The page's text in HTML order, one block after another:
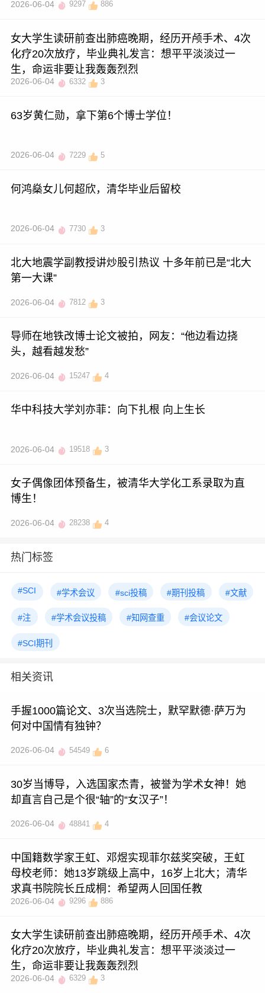
2026-06-04 9297 886
女大学生读研前查出肺癌晚期，经历开颅手术、4次
化疗20次放疗，毕业典礼发言：想平平淡淡过一
生，命运非要让我轰轰烈烈
2026-06-04 6332 3
63岁黄仁勋，拿下第6个博士学位！
2026-06-04 7229 5
何鸿燊女儿何超欣，清华毕业后留校
2026-06-04 7730 3
北大地震学副教授讲炒股引热议 十多年前已是“北大
第一大课”
2026-06-04 7812 3
导师在地铁改博士论文被拍，网友：“他边看边挠
头，越看越发愁”
2026-06-04 15247 4
华中科技大学刘亦菲：向下扎根 向上生长
2026-06-04 19518 3
女子偶像团体预备生，被清华大学化工系录取为直
博生！
2026-06-04 28238 4
热门标签
#SCI #学术会议 #sci投稿 #期刊投稿 #文献
#注 #学术会议投稿 #知网查重 #会议论文
#SCI期刊
相关资讯
手握1000篇论文、3次当选院士，默罕默德·萨万为
何对中国情有独钟？
2026-06-04 54549 6
30岁当博导，入选国家杰青，被誉为学术女神！她
却直言自己是个很“轴”的“女汉子”！
2026-06-04 48841 4
中国籍数学家王虹、邓煜实现菲尔兹奖突破，王虹
母校老师：她13岁跳级上高中，16岁上北大；清华
求真书院院长丘成桐：希望两人回国任教
2026-06-04 9296 886
女大学生读研前查出肺癌晚期，经历开颅手术、4次
化疗20次放疗，毕业典礼发言：想平平淡淡过一
生，命运非要让我轰轰烈烈
2026-06-04 6329 3